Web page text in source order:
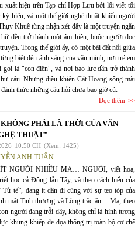
xuất hiện trên Tạp chí Hợp Lưu bởi lối viết tối
hiệu, và một thế giới nghệ thuật khiến người
Khuê từng nhận xét đây là một truyện ngắn
đều trở thành một ám hiệu, buộc người đọc
Trong thế giới ấy, có một bãi đất nổi giữa
biết đến ánh sáng của văn minh, nơi trẻ em
là "con điên", và nơi bạo lực dần trở thành
cấu. Nhưng điều khiến Cát Hoang sống mãi
thức những câu hỏi chưa bao giờ cũ:
Đọc thêm
PHẢI LÀ THỜI CỦA VĂN
THUẬT”
10:50 CH (Xem: 1425)
ANH TUẤN
NGƯỜI NHIỀU MA… NGƯỜI, viết hoa,
học cả Đông lẫn Tây, và theo cách hiểu của
tế”, đang ít dần đi cùng với sự teo tóp của
mất Tình thương và Lòng trắc ẩn… Ma, theo
người đang trỗi dậy, không chỉ là hình tượng
khủng khiếp đe dọa thống trị toàn bộ cơ chế